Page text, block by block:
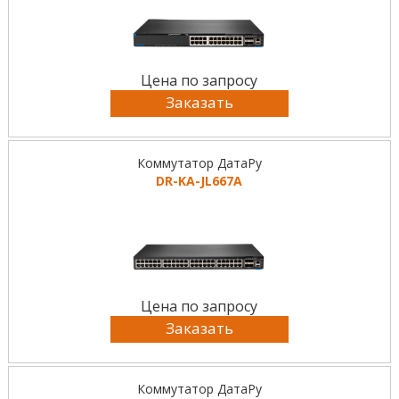
Цена по запросу
Заказать
Коммутатор ДатаРу
DR-KА-JL667A
Цена по запросу
Заказать
Коммутатор ДатаРу